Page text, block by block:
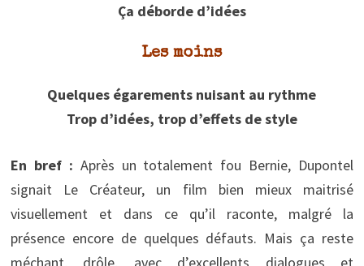
Ça déborde d’idées
Les moins
Quelques égarements nuisant au rythme
Trop d’idées, trop d’effets de style
En bref : Après un totalement fou Bernie, Dupontel
signait Le Créateur, un film bien mieux maitrisé
visuellement et dans ce qu’il raconte, malgré la
présence encore de quelques défauts. Mais ça reste